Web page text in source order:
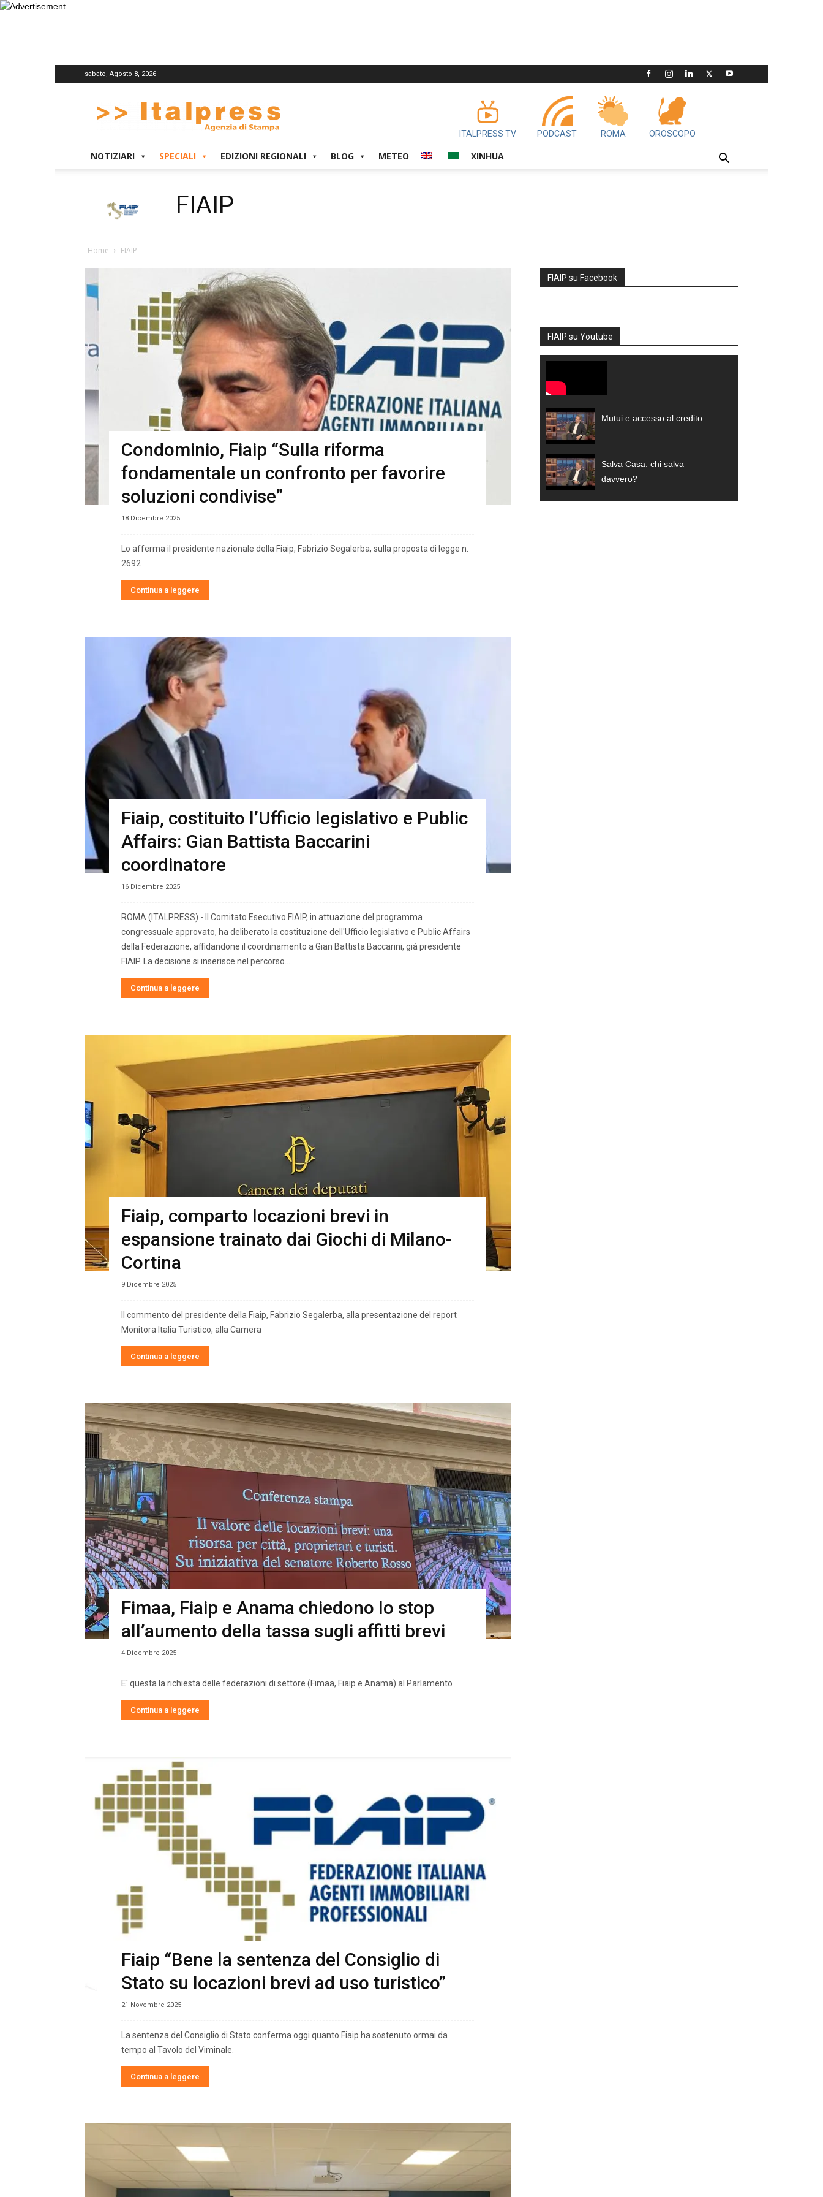
sabato, Agosto 8, 2026
ITALPRESS TV PODCAST ROMA OROSCOPO
NOTIZIARI SPECIALI EDIZIONI REGIONALI BLOG METEO XINHUA
FIAIP
Home FIAIP
Condominio, Fiaip “Sulla riforma
fondamentale un confronto per favorire
soluzioni condivise”
18 Dicembre 2025
Lo afferma il presidente nazionale della Fiaip, Fabrizio Segalerba, sulla proposta di legge n.
2692
Continua a leggere
Fiaip, costituito l’Ufficio legislativo e Public
Affairs: Gian Battista Baccarini
coordinatore
16 Dicembre 2025
ROMA (ITALPRESS) - Il Comitato Esecutivo FIAIP, in attuazione del programma
congressuale approvato, ha deliberato la costituzione dell'Ufficio legislativo e Public Affairs
della Federazione, affidandone il coordinamento a Gian Battista Baccarini, già presidente
FIAIP. La decisione si inserisce nel percorso...
Continua a leggere
Fiaip, comparto locazioni brevi in
espansione trainato dai Giochi di Milano-
Cortina
9 Dicembre 2025
Il commento del presidente della Fiaip, Fabrizio Segalerba, alla presentazione del report
Monitora Italia Turistico, alla Camera
Continua a leggere
Fimaa, Fiaip e Anama chiedono lo stop
all’aumento della tassa sugli affitti brevi
4 Dicembre 2025
E' questa la richiesta delle federazioni di settore (Fimaa, Fiaip e Anama) al Parlamento
Continua a leggere
Fiaip “Bene la sentenza del Consiglio di
Stato su locazioni brevi ad uso turistico”
21 Novembre 2025
La sentenza del Consiglio di Stato conferma oggi quanto Fiaip ha sostenuto ormai da
tempo al Tavolo del Viminale.
Continua a leggere
FIAIP su Facebook
FIAIP su Youtube
Mutui e accesso al credito:...
Salva Casa: chi salva
davvero?